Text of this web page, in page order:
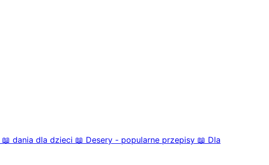
📖 dania dla dzieci 📖 Desery - popularne przepisy 📖 Dla